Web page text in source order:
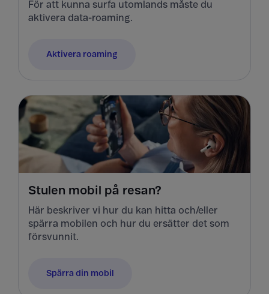
För att kunna surfa utomlands måste du
aktivera data-roaming.
Aktivera roaming
Stulen mobil på resan?
Här beskriver vi hur du kan hitta och/eller
spärra mobilen och hur du ersätter det som
försvunnit.
Spärra din mobil